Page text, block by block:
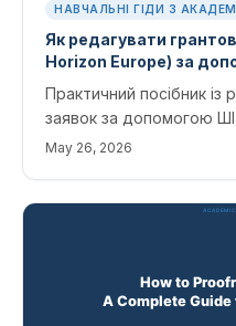
НАВЧАЛЬНІ ГІДИ З
Як редагувати
Horizon Europe) за
Практичний посібник із
заявок за допомогою ШІ
Europe. Де ШІ справді
May 26, 2026